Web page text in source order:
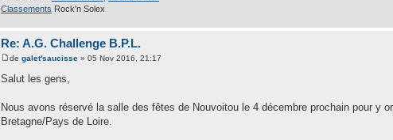
Classements Rock'n Solex
Re: A.G. Challenge B.P.L.
de galet'saucisse » 05 Nov 2016, 21:17
Salut les gens,
Nous avons réservé la salle des fêtes de Nouvoitou le 4 décembre prochain pour y
Bretagne/Pays de Loire.